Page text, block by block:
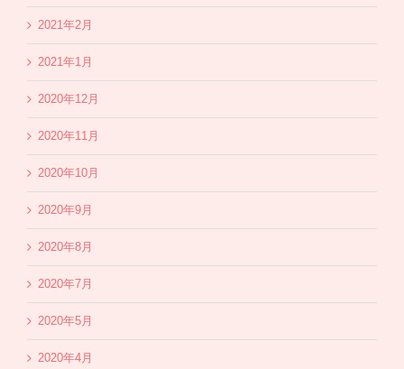
2021年2月
2021年1月
2020年12月
2020年11月
2020年10月
2020年9月
2020年8月
2020年7月
2020年5月
2020年4月